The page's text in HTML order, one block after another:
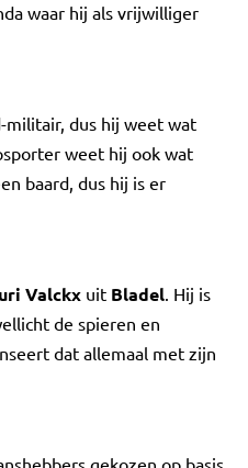
waar hij als vrijwilliger
militair, dus hij weet wat
weet hij ook wat
baard, dus hij is er
Valckx uit Bladel. Hij is
de spieren en
dat allemaal met zijn
gekozen op basis